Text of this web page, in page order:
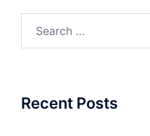
Recent Posts